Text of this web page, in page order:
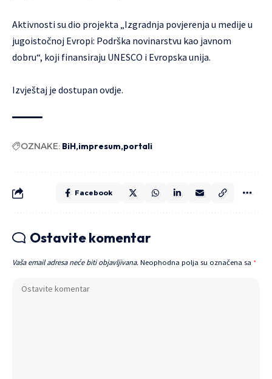
Aktivnosti su dio projekta „Izgradnja povjerenja u medije u
jugoistočnoj Evropi: Podrška novinarstvu kao javnom
dobru“, koji finansiraju UNESCO i Evropska unija.
Izvještaj je dostupan ovdje.
OZNAKE: BiH impresum portali
Facebook
Ostavite komentar
Vaša email adresa neće biti objavljivana. Neophodna polja su označena sa *